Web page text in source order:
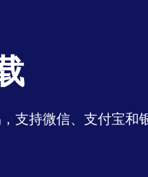
支持微信、支付宝和